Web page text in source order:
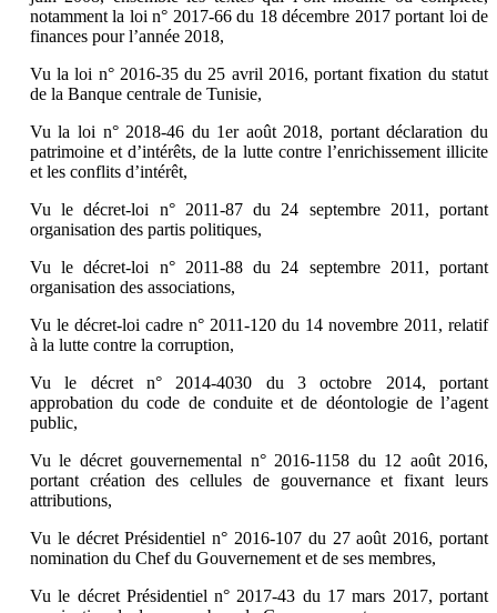
notamment la loi n° 2017-66 du 18 décembre 2017 portant loi de
finances pour l’année 2018,
Vu la loi n° 2016-35 du 25 avril 2016, portant fixation du statut
de la Banque centrale de Tunisie,
Vu la loi n° 2018-46 du 1er août 2018, portant déclaration du
patrimoine et d’intérêts, de la lutte contre l’enrichissement illicite
et les conflits d’intérêt,
Vu le décret-loi n° 2011-87 du 24 septembre 2011, portant
organisation des partis politiques,
Vu le décret-loi n° 2011-88 du 24 septembre 2011, portant
organisation des associations,
Vu le décret-loi cadre n° 2011-120 du 14 novembre 2011, relatif
à la lutte contre la corruption,
Vu le décret n° 2014-4030 du 3 octobre 2014, portant
approbation du code de conduite et de déontologie de l’agent
public,
Vu le décret gouvernemental n° 2016-1158 du 12 août 2016,
portant création des cellules de gouvernance et fixant leurs
attributions,
Vu le décret Présidentiel n° 2016-107 du 27 août 2016, portant
nomination du Chef du Gouvernement et de ses membres,
Vu le décret Présidentiel n° 2017-43 du 17 mars 2017, portant